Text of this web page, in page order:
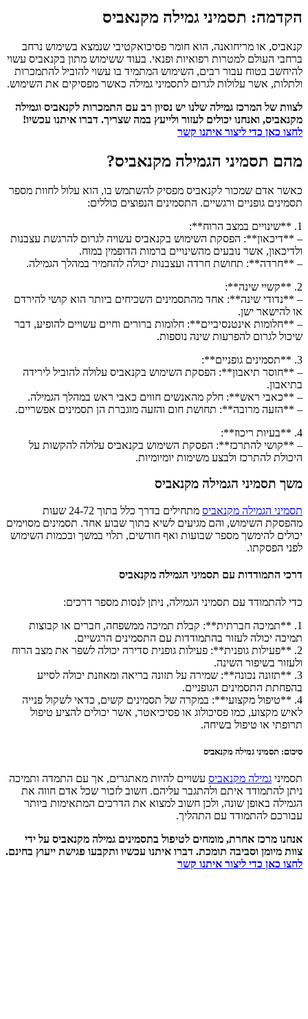
הקדמה: תסמיני גמילה מקנאביס
קנאביס, או מריחואנה, הוא חומר פסיכואקטיבי שנמצא בשימוש נרחב
ברחבי העולם למטרות רפואיות ופנאי. בעוד ששימוש מתון בקנאביס עשוי
להיחשב בטוח עבור רבים, השימוש המתמיד בו עשוי להוביל להתמכרות
ולתלות, אשר עלולות לגרום לתסמיני גמילה כאשר מפסיקים את השימוש.
לצוות של המרכז גמילה שלנו יש נסיון רב עם התמכרות לקנאביס וגמילה
מקנאביס, ואנחנו יכולים לעזור ולייעץ במה שצריך. דברו איתנו עכשיו!
לחצו כאן כדי ליצור איתנו קשר
מהם תסמיני הגמילה מקנאביס?
כאשר אדם שמכור לקנאביס מפסיק להשתמש בו, הוא עלול לחוות מספר
תסמינים גופניים ורגשיים. התסמינים הנפוצים כוללים:
1. **שינויים במצב הרוח**:
– **דיכאון**: הפסקת השימוש בקנאביס עשויה לגרום להרגשת עצבנות
ולדיכאון, אשר נובעים מהשינויים ברמות הדופמין במוח.
– **חרדה**: תחושת חרדה ועצבנות יכולה להחמיר במהלך הגמילה.
2. **קשיי שינה**:
– **נדודי שינה**: אחד מהתסמינים השכיחים ביותר הוא קושי להירדם
או להישאר ישן.
– **חלומות אינטנסיביים**: חלומות ברורים וחיים עשויים להופיע, דבר
שיכול לגרום להפרעות שינה נוספות.
3. **תסמינים גופניים**:
– **חוסר תיאבון**: הפסקת השימוש בקנאביס עלולה להוביל לירידה
בתיאבון.
– **כאבי ראש**: חלק מהאנשים חווים כאבי ראש במהלך הגמילה.
– **הזעה מרובה**: תחושת חום והזעה מוגברת הן תסמינים אפשריים.
4. **בעיות ריכוז**:
– **קושי להתרכז**: הפסקת השימוש בקנאביס עלולה להקשות על
היכולת להתרכז ולבצע משימות יומיומיות.
משך תסמיני הגמילה מקנאביס
תסמיני הגמילה מקנאביס
מתחילים בדרך כלל בתוך 24-72 שעות
מהפסקת השימוש, והם מגיעים לשיא בתוך שבוע אחד. תסמינים מסוימים
יכולים להימשך מספר שבועות ואף חודשים, תלוי במשך ובכמות השימוש
לפני הפסקתו.
דרכי התמודדות עם תסמיני הגמילה מקנאביס
כדי להתמודד עם תסמיני הגמילה, ניתן לנסות מספר דרכים:
1. **תמיכה חברתית**: קבלת תמיכה ממשפחה, חברים או קבוצות
תמיכה יכולה לעזור בהתמודדות עם התסמינים הרגשיים.
2. **פעילות גופנית**: פעילות גופנית סדירה יכולה לשפר את מצב הרוח
ולעזור בשיפור השינה.
3. **תזונה נכונה**: שמירה על תזונה בריאה ומאוזנת יכולה לסייע
בהפחתת התסמינים הגופניים.
4. **טיפול מקצועי**: במקרה של תסמינים קשים, כדאי לשקול פנייה
לאיש מקצוע, כמו פסיכולוג או פסיכיאטר, אשר יכולים להציע טיפול
תרופתי או טיפול בשיחה.
סיכום: תסמיני גמילה מקנאביס
תסמיני גמילה מקנאביס עשויים להיות מאתגרים, אך עם התמדה ותמיכה
ניתן להתמודד איתם ולהתגבר עליהם. חשוב לזכור שכל אדם חווה את
הגמילה באופן שונה, ולכן חשוב למצוא את הדרכים המתאימות ביותר
עבורכם להתמודד עם התהליך.
אנחנו מרכז אחרת, מומחים לטיפול בתסמינים גמילה מקנאביס על ידי
צוות מיומן וסביבה תומכת. דברו איתנו עכשיו ותקבעו פגישת ייעוץ בחינם.
לחצו כאן כדי ליצור איתנו קשר